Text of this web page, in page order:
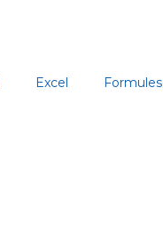
Excel Formules